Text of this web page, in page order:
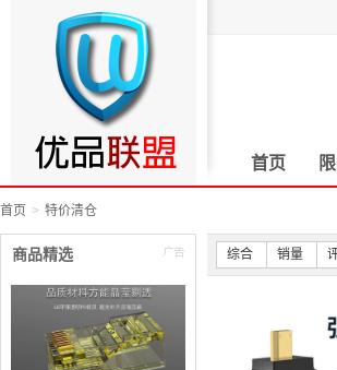
首页
首页 特价清仓
商品精选 综合 销量